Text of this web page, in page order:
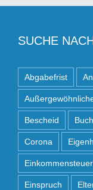
SUCHE
Abgabefrist
Bescheid
Corona
Einkommensteuer
Einspruch